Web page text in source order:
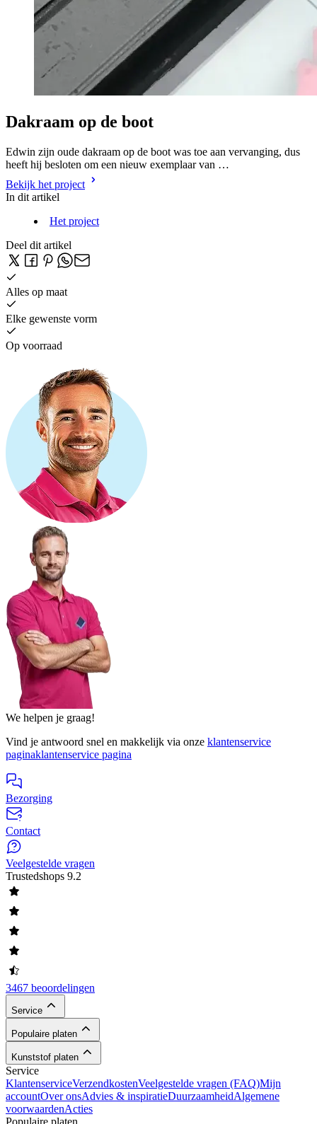
Dakraam op de boot
Edwin zijn oude dakraam op de boot was toe aan vervanging, dus
heeft hij besloten om een nieuw exemplaar van …
Bekijk het project
In dit artikel
Het project
Deel dit artikel
Alles op maat
Elke gewenste vorm
Op voorraad
We helpen je graag!
Vind je antwoord snel en makkelijk via onze klantenservice
paginaklantenservice pagina
Bezorging
Contact
Veelgestelde vragen
Trustedshops 9.2
3467 beoordelingen
Service
Populaire platen
Kunststof platen
Service
KlantenserviceVerzendkostenVeelgestelde vragen (FAQ)Mijn
accountOver onsAdvies & inspiratieDuurzaamheidAlgemene
voorwaardenActies
Populaire platen